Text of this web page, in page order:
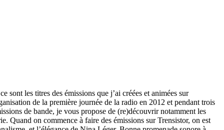
les titres des émissions que j’ai créées et animées sur
de la première journée de la radio en 2012 et pendant trois
de bande, je vous propose de (re)découvrir notamment les
on commence à faire des émissions sur Trensistor, on est